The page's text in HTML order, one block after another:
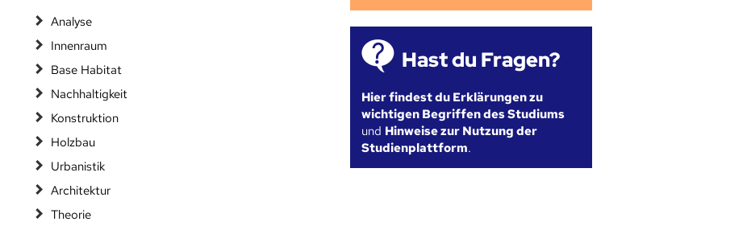
Analyse
Innenraum
Base Habitat
Nachhaltigkeit
Konstruktion
Holzbau
Urbanistik
Architektur
Theorie
Hast du Fragen?
Hier findest du Erklärungen zu
wichtigen Begriffen des Studiums
und Hinweise zur Nutzung der
Studienplattform.